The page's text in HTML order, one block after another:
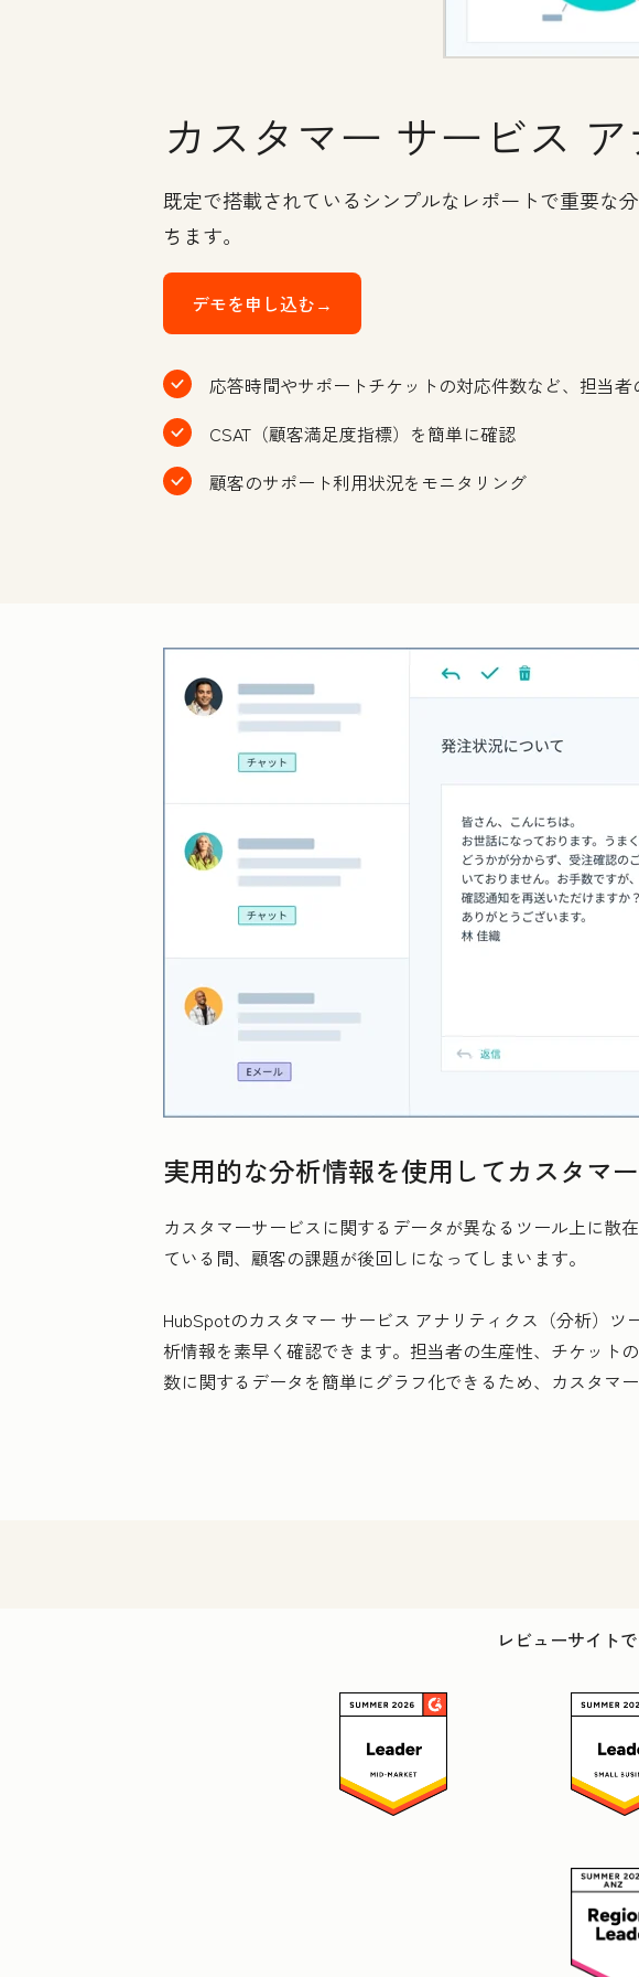
カスタマー サービス
既定で搭載されているシンプルなレポートで重要な
ちます。
デモを申し込む→
応答時間やサポートチケットの対応件数など、担当者
CSAT（顧客満足度指標）を簡単に確認
顧客のサポート利用状況をモニタリング
実用的な分析情報を使用してカスタマ
カスタマーサービスに関するデータが異なるツール上に散
ている間、顧客の課題が後回しになってしまいます。
HubSpotのカスタマー サービス アナリティクス（分析）
析情報を素早く確認できます。担当者の生産性、チケット
数に関するデータを簡単にグラフ化できるため、カスタマ
レビューサイト